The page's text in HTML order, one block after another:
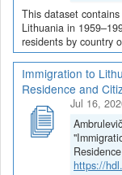
This dataset
Lithuania in
residents by country
Immigration to
Residence and
Jul 16,
https://